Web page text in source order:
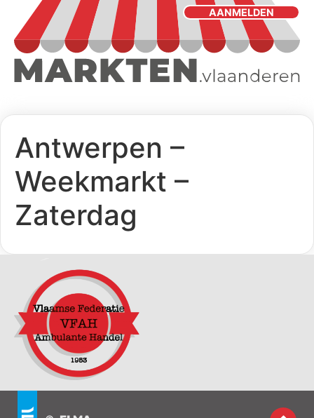
AANMELDEN
Antwerpen –
Weekmarkt –
Zaterdag